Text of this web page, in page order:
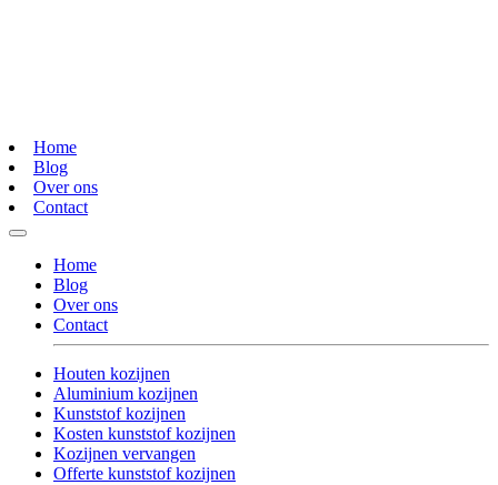
Home
Blog
Over ons
Contact
Home
Blog
Over ons
Contact
Houten kozijnen
Aluminium kozijnen
Kunststof kozijnen
Kosten kunststof kozijnen
Kozijnen vervangen
Offerte kunststof kozijnen